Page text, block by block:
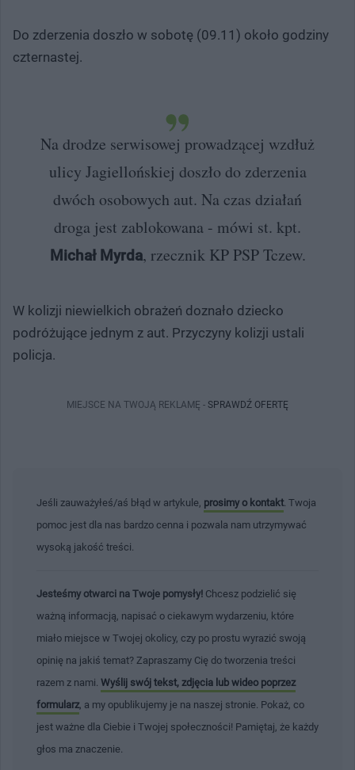
Do zderzenia doszło w sobotę (09.11) około godziny
czternastej.
Na drodze serwisowej prowadzącej wzdłuż
ulicy Jagiellońskiej doszło do zderzenia
dwóch osobowych aut. Na czas działań
droga jest zablokowana - mówi st. kpt.
Michał Myrda, rzecznik KP PSP Tczew.
W kolizji niewielkich obrażeń doznało dziecko
podróżujące jednym z aut. Przyczyny kolizji ustali
policja.
MIEJSCE NA TWOJĄ REKLAMĘ - SPRAWDŹ OFERTĘ
Jeśli zauważyłeś/aś błąd w artykule, prosimy o kontakt . Twoja
pomoc jest dla nas bardzo cenna i pozwala nam utrzymywać
wysoką jakość treści.
Jesteśmy otwarci na Twoje pomysły! Chcesz podzielić się
ważną informacją, napisać o ciekawym wydarzeniu, które
miało miejsce w Twojej okolicy, czy po prostu wyrazić swoją
opinię na jakiś temat? Zapraszamy Cię do tworzenia treści
razem z nami. Wyślij swój tekst, zdjęcia lub wideo poprzez
formularz , a my opublikujemy je na naszej stronie. Pokaż, co
jest ważne dla Ciebie i Twojej społeczności! Pamiętaj, że każdy
głos ma znaczenie.